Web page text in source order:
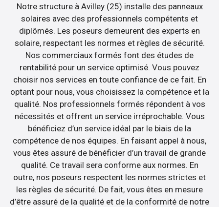
Notre structure à Avilley (25) installe des panneaux
solaires avec des professionnels compétents et
diplômés. Les poseurs demeurent des experts en
solaire, respectant les normes et règles de sécurité.
Nos commerciaux formés font des études de
rentabilité pour un service optimisé. Vous pouvez
choisir nos services en toute confiance de ce fait. En
optant pour nous, vous choisissez la compétence et la
qualité. Nos professionnels formés répondent à vos
nécessités et offrent un service irréprochable. Vous
bénéficiez d’un service idéal par le biais de la
compétence de nos équipes. En faisant appel à nous,
vous êtes assuré de bénéficier d’un travail de grande
qualité. Ce travail sera conforme aux normes. En
outre, nos poseurs respectent les normes strictes et
les règles de sécurité. De fait, vous êtes en mesure
d’être assuré de la qualité et de la conformité de notre